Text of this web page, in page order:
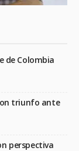
de Colombia
triunfo ante
perspectiva